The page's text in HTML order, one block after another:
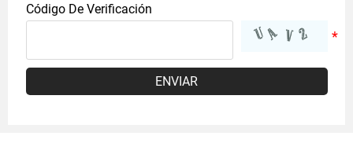
Código De Verificación
ENVIAR